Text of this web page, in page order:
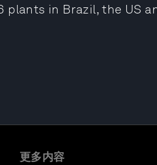
plants in Brazil, the US
更多内容